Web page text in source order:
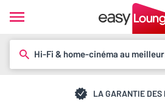
Hi-Fi & home-cinéma au
LA GARANTIE DES